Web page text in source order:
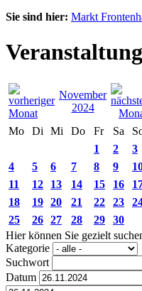
Sie sind hier: Markt
November
2024
Mo
Di Mi Do Fr Sa
1
2
3
4
5 6 7 8 9
11
12 13 14 15 16
18
19 20 21 22 23
25
26 27 28 29
30
Hier können Sie gezielt
Kategorie
Suchwort
Datum